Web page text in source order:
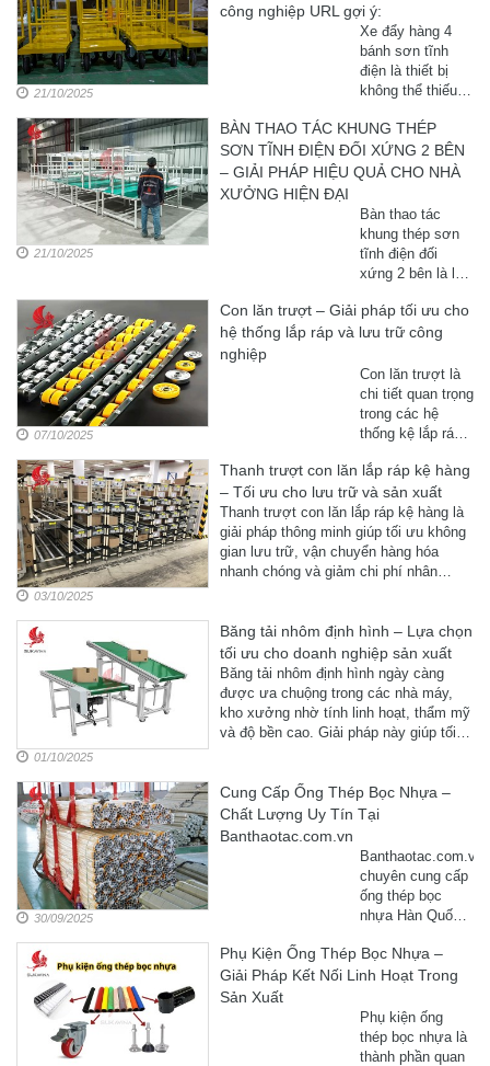
công nghiệp URL gợi ý:
21/10/2025
Xe đẩy hàng 4
bánh sơn tĩnh
điện là thiết bị
không thể thiếu
máy, kho hàng và
xưởng sản xuất.
Với thiết kế chắc
tĩnh điện chống gỉ
sét và khả năng
chịu ...
BÀN THAO TÁC KHUNG THÉP
SƠN TĨNH ĐIỆN ĐỐI XỨNG 2 BÊN
– GIẢI PHÁP HIỆU QUẢ CHO NHÀ
XƯỞNG HIỆN ĐẠI
21/10/2025
Bàn thao tác
khung thép sơn
tĩnh điện đối
xứng 2 bên là lựa
cho các nhà
xưởng hiện đại,
gian và nâng cao
năng suất làm
việc. ...
Con lăn trượt – Giải pháp tối ưu cho
hệ thống lắp ráp và lưu trữ công
nghiệp
07/10/2025
Con lăn trượt là
chi tiết quan trọng
trong các hệ
thống kệ lắp ráp,
hàng. Cùng
banthaotac.com.vn
tìm hiểu cấu tạo,
ưu điểm và ứng
dụng của con lăn
trượt trong công
Thanh trượt con lăn lắp ráp kệ hàng
– Tối ưu cho lưu trữ và sản xuất
03/10/2025
Thanh trượt con lăn lắp ráp kệ hàng là
giải pháp thông minh giúp tối ưu không
gian lưu trữ, vận chuyển hàng hóa
nhanh chóng và giảm chi phí nhân
nghiệp.
Băng tải nhôm định hình – Lựa chọn
tối ưu cho doanh nghiệp sản xuất
01/10/2025
Băng tải nhôm định hình ngày càng
được ưa chuộng trong các nhà máy,
kho xưởng nhờ tính linh hoạt, thẩm mỹ
và độ bền cao. Giải pháp này giúp tối
Cung Cấp Ống Thép Bọc Nhựa –
Chất Lượng Uy Tín Tại
Banthaotac.com.vn
30/09/2025
Banthaotac.com.vn
chuyên cung cấp
ống thép bọc
nhựa Hàn Quốc
chất lượng cao,
ứng dụng linh
thao tác, kệ chứa
hàng và xe đẩy
công nghiệp.
Phụ Kiện Ống Thép Bọc Nhựa –
Giải Pháp Kết Nối Linh Hoạt Trong
Sản Xuất
Phụ kiện ống
thép bọc nhựa là
thành phần quan